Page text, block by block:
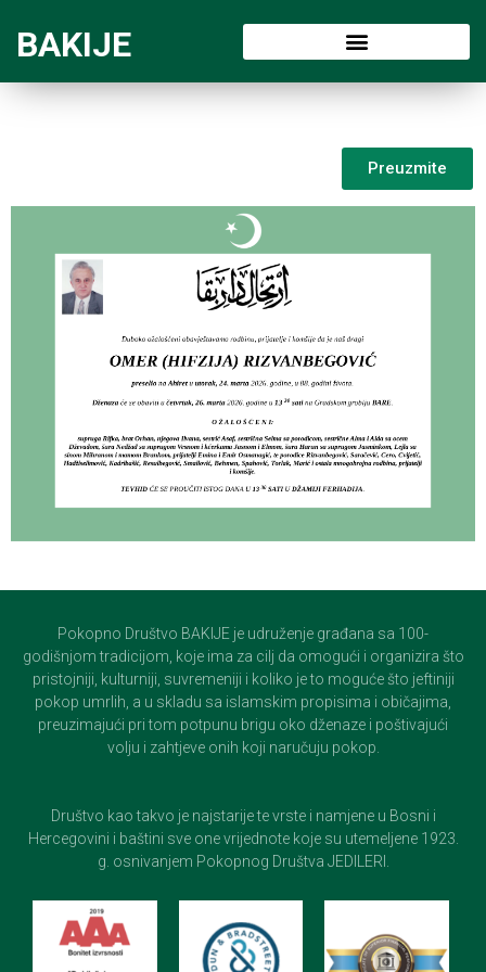
BAKIJE
Preuzmite
Pokopno Društvo BAKIJE je udruženje građana sa 100-
godišnjom tradicijom, koje ima za cilj da omogući i organizira što
pristojniji, kulturniji, suvremeniji i koliko je to moguće što jeftiniji
pokop umrlih, a u skladu sa islamskim propisima i običajima,
preuzimajući pri tom potpunu brigu oko dženaze i poštivajući
volju i zahtjeve onih koji naručuju pokop.
Društvo kao takvo je najstarije te vrste i namjene u Bosni i
Hercegovini i baštini sve one vrijednote koje su utemeljene 1923.
g. osnivanjem Pokopnog Društva JEDILERI.